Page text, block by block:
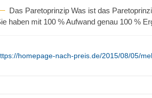
Das Paretoprinzip Was ist das
haben mit 100 % Aufwand genau 100 %
homepage-nach-preis.de/2015/08/05/